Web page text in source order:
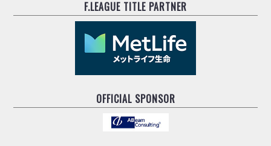
F.LEAGUE TITLE PARTNER
OFFICIAL SPONSOR